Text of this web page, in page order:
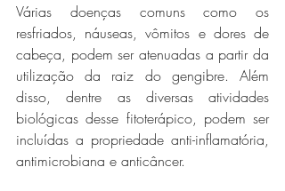
Várias doenças comuns como os
resfriados, náuseas, vômitos e dores de
cabeça, podem ser atenuadas a partir da
utilização da raiz do gengibre. Além
disso, dentre as diversas atividades
biológicas desse fitoterápico, podem ser
incluídas a propriedade anti-inflamatória,
antimicrobiana e anticâncer.